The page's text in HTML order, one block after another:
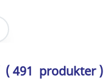
( 491 produkter )